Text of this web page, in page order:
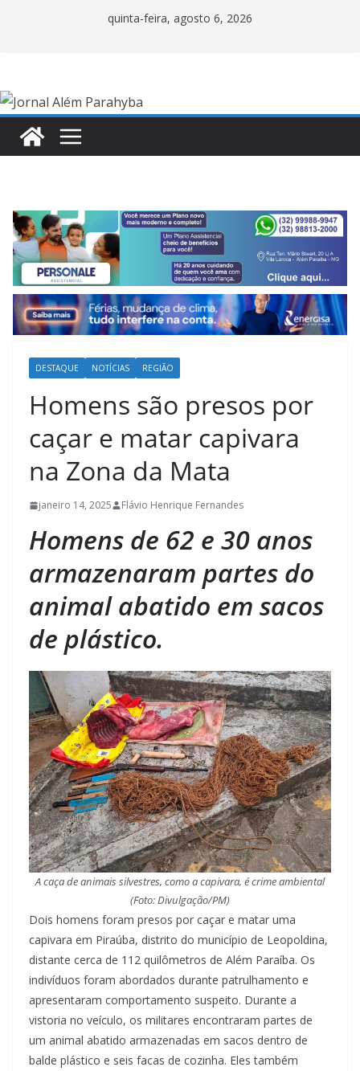
quinta-feira, agosto 6, 2026
DESTAQUE NOTÍCIAS REGIÃO
Homens são presos por
caçar e matar capivara
na Zona da Mata
janeiro 14, 2025 Flávio Henrique Fernandes
Homens de 62 e 30 anos
armazenaram partes do
animal abatido em sacos
de plástico.
A caça de animais silvestres, como a capivara, é crime ambiental
(Foto: Divulgação/PM)
Dois homens foram presos por caçar e matar uma
capivara em Piraúba, distrito do município de Leopoldina,
distante cerca de 112 quilômetros de Além Paraíba. Os
indivíduos foram abordados durante patrulhamento e
apresentaram comportamento suspeito. Durante a
vistoria no veículo, os militares encontraram partes de
um animal abatido armazenadas em sacos dentro de
balde plástico e seis facas de cozinha. Eles também